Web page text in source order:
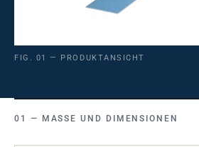
FIG. 01 — PRODUKTANSICHT
MASSE UND DIMENSIONEN